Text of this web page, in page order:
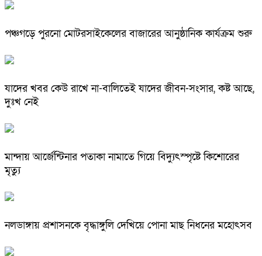
পঞ্চগড়ে পুরনো মোটরসাইকেলের বাজারের আনুষ্ঠানিক কার্যক্রম শুরু
যাদের খবর কেউ রাখে না-বালিতেই যাদের জীবন-সংসার, কষ্ট আছে,
দুঃখ নেই
মান্দায় আর্জেন্টিনার পতাকা নামাতে গিয়ে বিদ্যুৎস্পৃষ্টে কিশোরের
মৃত্যু
নলডাঙ্গায় প্রশাসনকে বৃদ্ধাঙ্গুলি দেখিয়ে পোনা মাছ নিধনের মহোৎসব